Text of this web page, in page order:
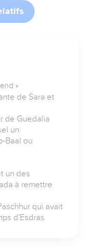
»
de Sara et
de Guedalia
un
Baal ou
un des
à remettre
qui avait
d'Esdras